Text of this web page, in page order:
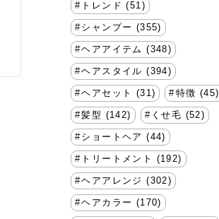
トレンド (51)
シャンプー (355)
ヘアアイテム (348)
ヘアスタイル (394)
ヘアセット (31) 特徴 (45)
髪型 (142) くせ毛 (52)
ショートヘア (44)
トリートメント (192)
ヘアアレンジ (302)
ヘアカラー (170)